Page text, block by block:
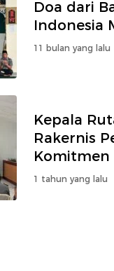
Doa dari
Indonesia
11 bulan yang lalu
Kepala
Rakernis
Komitmen
Program
1 tahun yang lalu